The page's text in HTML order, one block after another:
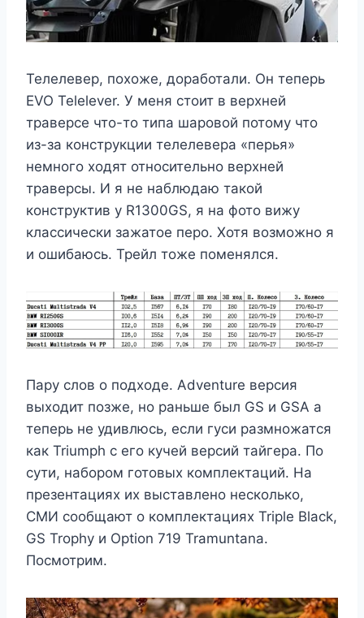
Телелевер, похоже, доработали. Он теперь
EVO Telelever. У меня стоит в верхней
траверсе что-то типа шаровой потому что
из-за конструкции телелевера «перья»
немного ходят относительно верхней
траверсы. И я не наблюдаю такой
конструктив у R1300GS, я на фото вижу
классически зажатое перо. Хотя возможно я
и ошибаюсь. Трейл тоже поменялся.
Пару слов о подходе. Adventure версия
выходит позже, но раньше был GS и GSA а
теперь не удивлюсь, если гуси размножатся
как Triumph с его кучей версий тайгера. По
сути, набором готовых комплектаций. На
презентациях их выставлено несколько,
СМИ сообщают о комплектациях Triple Black,
GS Trophy и Option 719 Tramuntana.
Посмотрим.